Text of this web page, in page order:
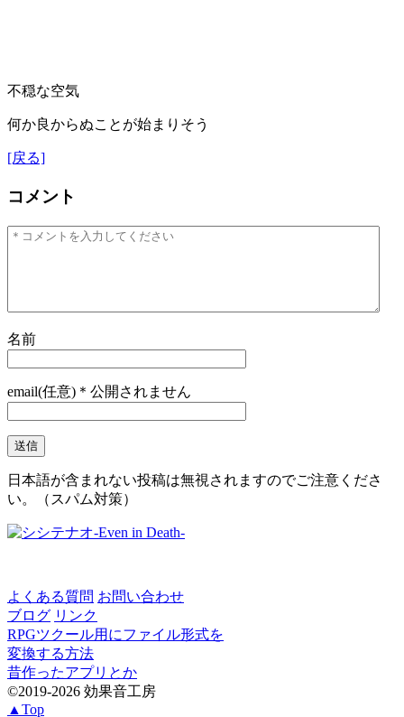
不穏な空気
何か良からぬことが始まりそう
[戻る]
コメント
名前
email(任意)＊公開されません
日本語が含まれない投稿は無視されますのでご注意くださ
い。（スパム対策）
よくある質問 お問い合わせ
ブログ リンク
RPGツクール用にファイル形式を
変換する方法
昔作ったアプリとか
©2019-2026 効果音工房
▲Top